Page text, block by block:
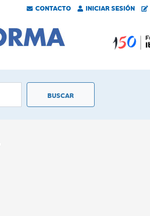
CONTACTO INICIAR SESIÓN